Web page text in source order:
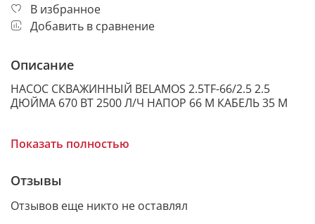
В избранное
Добавить в сравнение
Описание
НАСОС СКВАЖИННЫЙ BELAMOS 2.5TF-66/2.5 2.5
ДЮЙМА 670 ВТ 2500 Л/Ч НАПОР 66 М КАБЕЛЬ 35 М
Скважинный насос Belamos 2.5TF-66/2.5 — это
Показать полностью
Отзывы
Отзывов еще никто не оставлял